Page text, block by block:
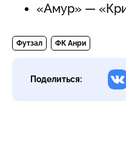
«Амур» —
Футзал ФК Анри
Поделиться: